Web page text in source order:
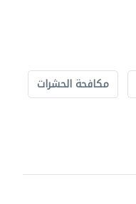
مكافحة الحشرات